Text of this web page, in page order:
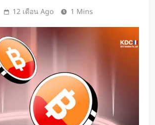
สัปดาห์ เร็วที่สุดในโลก AI
Xiaomi เปิดตัว SUV พร้อมพื้นที่นอน
ชั้นบน รองรับผู้โดยสารได้ 7 ที่นั่ง
2 วัน Ago
นักวิจัย NUS CDE พัฒนา “ผิว
อิเล็กทรอนิกส์” ที่รับรู้การสัมผัสและ
ซ่อมแซมตัวเองใต้น้ำได้
2 วัน Ago
K-18M โดรนรบฝีมือคนไทย ทดสอบ
12 เดือน Ago 1 Mins